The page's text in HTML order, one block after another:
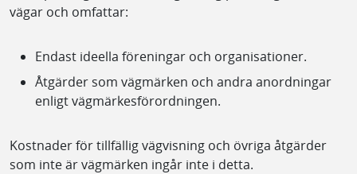
vägar och omfattar:
Endast ideella föreningar och organisationer.
Åtgärder som vägmärken och andra anordningar
enligt vägmärkesförordningen.
Kostnader för tillfällig vägvisning och övriga åtgärder
som inte är vägmärken ingår inte i detta.